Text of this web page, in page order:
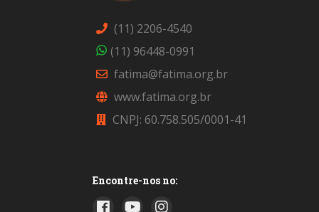
(11) 2206-4540
(11) 96448-0991
fatima@fatima.org.br
www.fatima.org.br
CNPJ: 60.758.505/0001-41
Encontre-nos no: